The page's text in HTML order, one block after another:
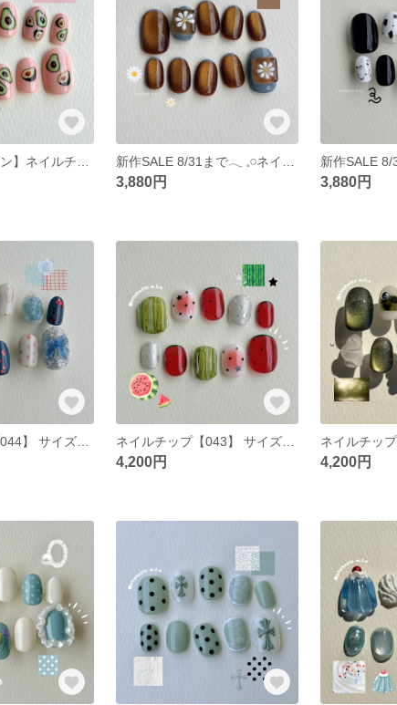
3,880円 3,880円
ネイルチップ【044】 サイズオーダー 韓国 ポップ ニュアンス ぷっくり らくがき キラキラ リボン 夏ネイル ブルー ネイルチップ【043】 サイズオーダー 韓国 ポップ ニュアンス ぷっくり スイカ 夏ネイル 個性派 シアーネイル インクネイル 星 赤 緑 シルバー 水滴
4,200円 4,200円